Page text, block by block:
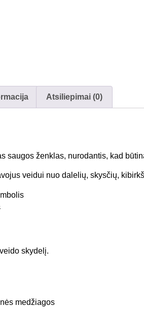
Atsiliepimai (0)
saugos ženklas, nurodantis, kad
veidui nuo dalelių, skysčių,
skydelį.
medžiagos